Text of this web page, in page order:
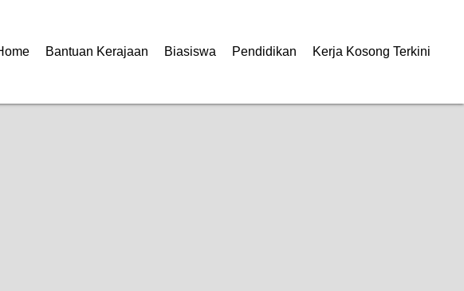
Bantuan Kerajaan Biasiswa Pendidikan Kerja Kosong Terkini